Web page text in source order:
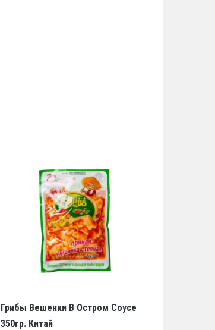
Грибы Вешенки В Остром Соусе
350гр. Китай